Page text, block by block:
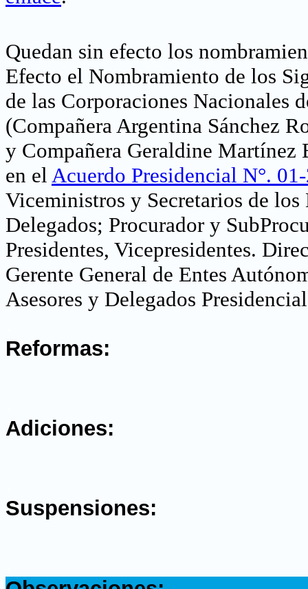
Quedan sin efecto los
Efecto el Nombramiento de los
de las Corporaciones Nacionales
(Compañera Argentina Sánchez
y Compañera Geraldine Martínez
en el Acuerdo Presidencial N°.
Viceministros y Secretarios de
Delegados; Procurador y
Presidentes, Vicepresidentes.
Gerente General de Entes
Asesores y Delegados
Reformas:
Adiciones:
Suspensiones: